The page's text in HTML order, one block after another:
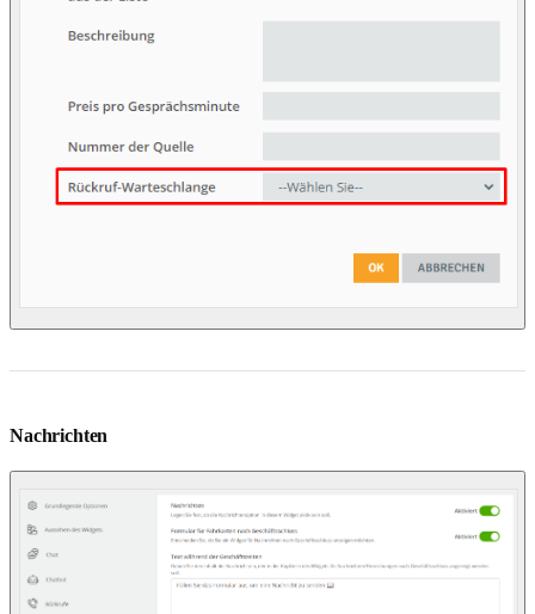
Nachrichten